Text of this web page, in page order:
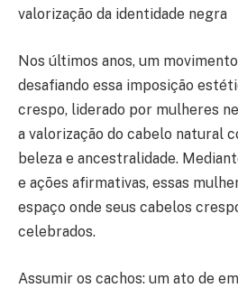
valorização da identidade negra
Nos últimos anos, um
desafiando essa imposição
crespo, liderado por mulheres
a valorização do cabelo natural
beleza e ancestralidade.
e ações afirmativas, essas
espaço onde seus cabelos
celebrados.
Assumir os cachos: um ato de